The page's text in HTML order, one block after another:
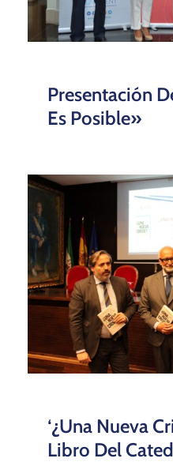
Presentación
Es Posible»
‘¿Una Nueva
Libro Del